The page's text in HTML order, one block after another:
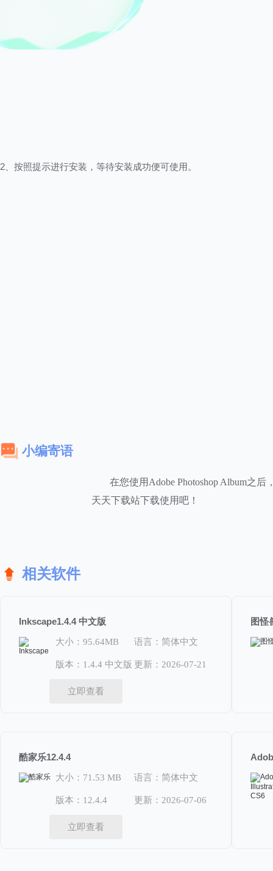
2、按照提示进行安装，等待安装成功便可使用。
小编寄语
在您使用Adobe Photoshop Album之
天天下载站下载使用吧！
相关软件
Inkscape1.4.4 中文版
大小：95.64MB 语言：简体中文
版本：1.4.4 中文版 更新：2026-07-21
立即查看
图怪
酷家乐12.4.4
大小：71.53 MB 语言：简体中文
版本：12.4.4 更新：2026-07-06
立即查看